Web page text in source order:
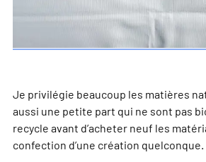
Je privilégie beaucoup les matières
aussi une petite part qui ne sont pas
recycle avant d’acheter neuf les
confection d’une création quelconque.